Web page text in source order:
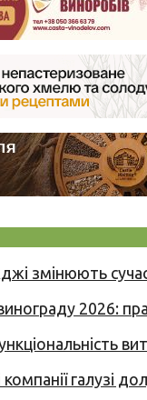
змінюють
2026:
галузі